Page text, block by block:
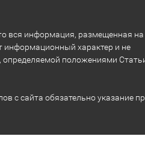
вся информация, размещенная на
информационный характер и не
определяемой положениями
с сайта обязательно указание